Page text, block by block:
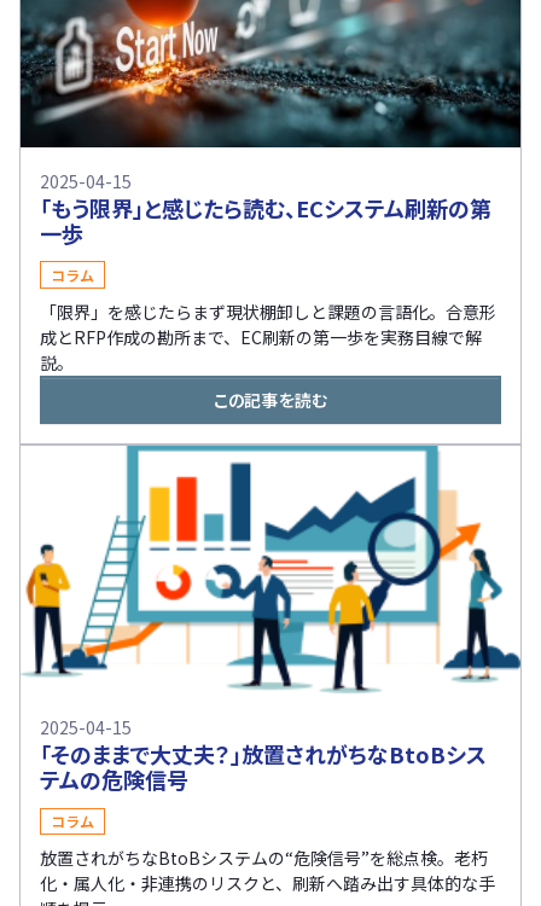
2025-04-15
「もう限界」と感じたら読む、ECシステム刷新の第
一歩
コラム
「限界」を感じたらまず現状棚卸しと課題の言語化。合意形
成とRFP作成の勘所まで、EC刷新の第一歩を実務目線で解
説。
この記事を読む
2025-04-15
「そのままで大丈夫？」放置されがちなBtoBシス
テムの危険信号
コラム
放置されがちなBtoBシステムの“危険信号”を総点検。老朽
化・属人化・非連携のリスクと、刷新へ踏み出す具体的な手